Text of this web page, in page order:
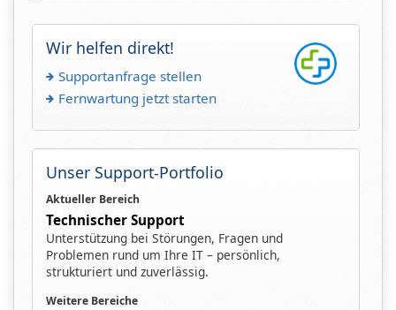
Wir helfen direkt!
Supportanfrage stellen
Fernwartung jetzt starten
Unser Support-Portfolio
Aktueller Bereich
Technischer Support
Unterstützung bei Störungen, Fragen und
Problemen rund um Ihre IT – persönlich,
strukturiert und zuverlässig.
Weitere Bereiche